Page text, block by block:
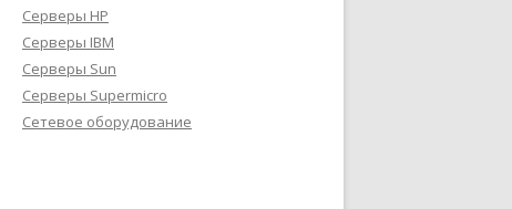
Серверы HP
Серверы IBM
Серверы Sun
Серверы Supermicro
Сетевое оборудование